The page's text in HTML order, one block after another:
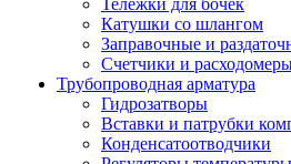
Тележки для бочек
Катушки со шлангом
Заправочные и
Счетчики и
Трубопроводная арматура
Гидрозатворы
Вставки и патрубки
Конденсатоотводчики